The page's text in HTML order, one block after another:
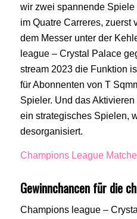
wir zwei spannende
im Quatre Carreres, zuerst
dem Messer unter der
league – Crystal Palace
stream 2023 die Funktion
für Abonnenten von T
Spieler. Und das
ein strategisches Spielen,
desorganisiert.
Champions League
Gewinnchancen für die
Champions league –